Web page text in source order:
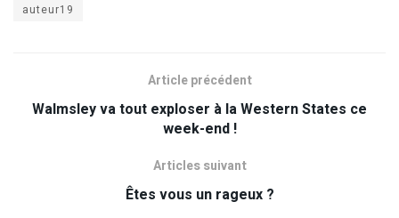
auteur19
Article précédent
Walmsley va tout exploser à la Western States ce
week-end !
Articles suivant
Êtes vous un rageux ?